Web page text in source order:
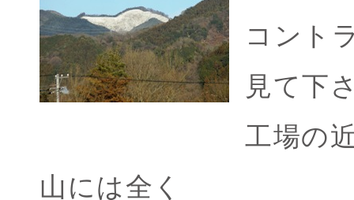
コント
見て下
工場の
山には全く